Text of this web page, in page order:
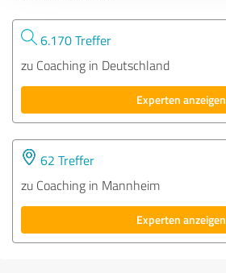
6.170 Treffer
zu Coaching in Deutschland
Experten anzeigen
62 Treffer
zu Coaching in Mannheim
Experten anzeigen